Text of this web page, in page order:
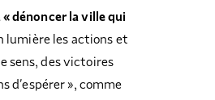
dénoncer la ville qui
lumière les actions et
sens, des victoires
d’espérer », comme